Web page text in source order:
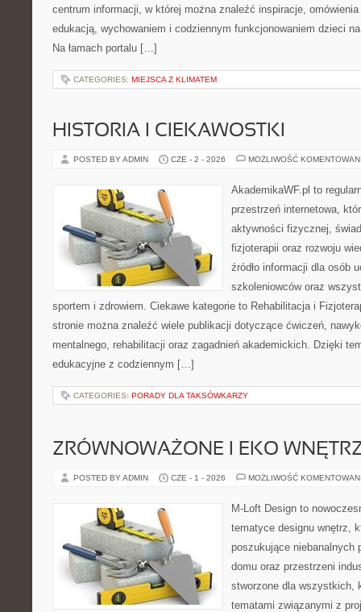
centrum informacji, w której można znaleźć inspiracje,
edukacją, wychowaniem i codziennym funkcjonowaniem dzieci
Na łamach portalu […]
CATEGORIES: MIEJSCA Z KLIMATEM
HISTORIA I CIEKAWOSTKI
POSTED BY ADMIN CZE - 2 - 2026 MOŻLIWOŚĆ
AkademikaWF.pl to
przestrzeń internetowa,
aktywności fizycznej,
fizjoterapii oraz rozwoju
źródło informacji dla osób
szkoleniowców oraz
sportem i zdrowiem. Ciekawe kategorie to Rehabilitacja i
stronie można znaleźć wiele publikacji dotyczące ćwiczeń,
mentalnego, rehabilitacji oraz zagadnień akademickich. Dzięki
edukacyjne z codziennym […]
CATEGORIES: PORADY DLA TAKSÓWKARZY
ZRÓWNOWAŻONE I EKO
POSTED BY ADMIN CZE - 1 - 2026 MOŻLIWOŚĆ
M-Loft Design to
tematyce designu wnętrz,
poszukujące niebanalnych
domu oraz przestrzeni
stworzone dla wszystkich,
tematami związanymi z